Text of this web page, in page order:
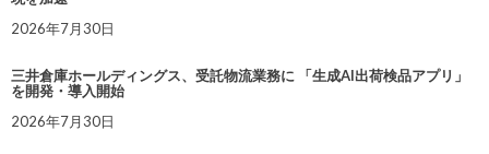
2026年7月30日
三井倉庫ホールディングス、受託物流業務に 「生成AI出荷検品アプリ」
を開発・導入開始
2026年7月30日